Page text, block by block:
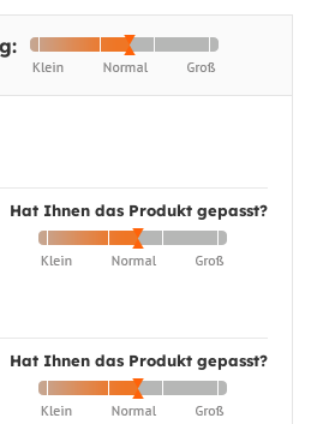
Hat Ihnen das Produkt gepasst?
Hat Ihnen das Produkt gepasst?